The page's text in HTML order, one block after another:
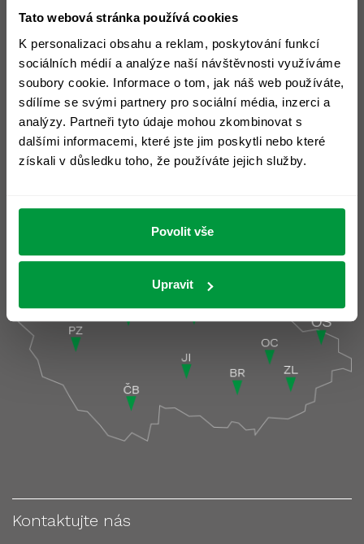
Tato webová stránka používá cookies
K personalizaci obsahu a reklam, poskytování funkcí
sociálních médií a analýze naší návštěvnosti využíváme
soubory cookie. Informace o tom, jak náš web používáte,
sdílíme se svými partnery pro sociální média, inzerci a
analýzy. Partneři tyto údaje mohou zkombinovat s
dalšími informacemi, které jste jim poskytli nebo které
získali v důsledku toho, že používáte jejich služby.
Povolit vše
Upravit
IČ: 28472195
Prohlášení o cookies >
Slovník pojmů >
Ochrana osobních údajů >
Pobočky Pobočky podrobně >
Kontaktujte nás